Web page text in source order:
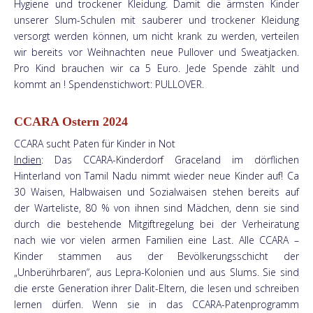
Hygiene und trockener Kleidung. Damit die ärmsten Kinder
unserer Slum-Schulen mit sauberer und trockener Kleidung
versorgt werden können, um nicht krank zu werden, verteilen
wir bereits vor Weihnachten neue Pullover und Sweatjacken.
Pro Kind brauchen wir ca 5 Euro. Jede Spende zählt und
kommt an ! Spendenstichwort: PULLOVER.
CCARA Ostern 2024
CCARA sucht Paten für Kinder in Not
Indien: Das CCARA-Kinderdorf Graceland im dörflichen
Hinterland von Tamil Nadu nimmt wieder neue Kinder auf! Ca
30 Waisen, Halbwaisen und Sozialwaisen stehen bereits auf
der Warteliste, 80 % von ihnen sind Mädchen, denn sie sind
durch die bestehende Mitgiftregelung bei der Verheiratung
nach wie vor vielen armen Familien eine Last. Alle CCARA –
Kinder stammen aus der Bevölkerungsschicht der
„Unberührbaren“, aus Lepra-Kolonien und aus Slums. Sie sind
die erste Generation ihrer Dalit-Eltern, die lesen und schreiben
lernen dürfen. Wenn sie in das CCARA-Patenprogramm